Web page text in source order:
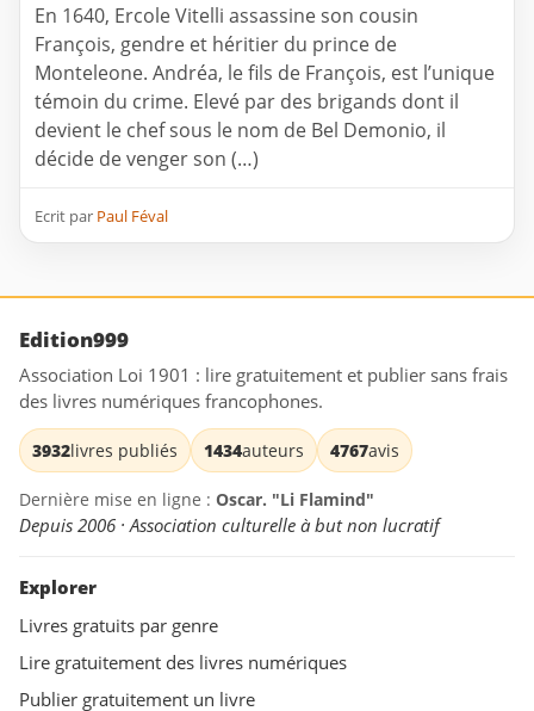
En 1640, Ercole Vitelli assassine son cousin
François, gendre et héritier du prince de
Monteleone. Andréa, le fils de François, est l’unique
témoin du crime. Elevé par des brigands dont il
devient le chef sous le nom de Bel Demonio, il
décide de venger son (…)
Ecrit par Paul Féval
Edition999
Association Loi 1901 : lire gratuitement et publier sans frais
des livres numériques francophones.
3932livres publiés 1434auteurs 4767avis
Dernière mise en ligne : Oscar. "Li Flamind"
Depuis 2006 · Association culturelle à but non lucratif
Explorer
Livres gratuits par genre
Lire gratuitement des livres numériques
Publier gratuitement un livre